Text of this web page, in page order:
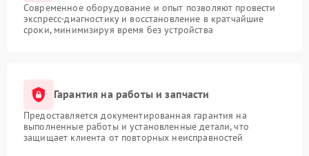
Современное оборудование и опыт позволяют провести
экспресс-диагностику и восстановление в кратчайшие
сроки, минимизируя время без устройства
Гарантия на работы и запчасти
Предоставляется документированная гарантия на
выполненные работы и установленные детали, что
защищает клиента от повторных неисправностей